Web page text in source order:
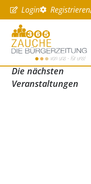
Login Registrieren
Die nächsten
Veranstaltungen